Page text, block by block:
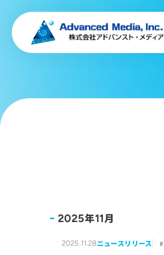
企業理念
事業内容
2025年11月
2025.11.28ニュースリリース